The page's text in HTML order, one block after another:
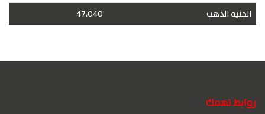
الجنيه الذهب
47،040
روابط تهمك